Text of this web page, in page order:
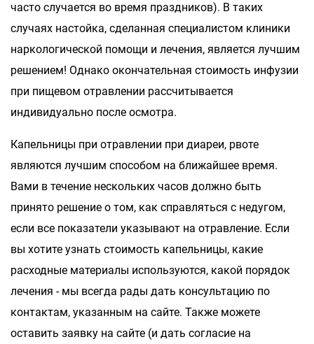
часто случается во время праздников). В таких
случаях настойка, сделанная специалистом клиники
наркологической помощи и лечения, является лучшим
решением! Однако окончательная стоимость инфузии
при пищевом отравлении рассчитывается
индивидуально после осмотра.
Капельницы при отравлении при диареи, рвоте
являются лучшим способом на ближайшее время.
Вами в течение нескольких часов должно быть
принято решение о том, как справляться с недугом,
если все показатели указывают на отравление. Если
вы хотите узнать стоимость капельницы, какие
расходные материалы используются, какой порядок
лечения - мы всегда рады дать консультацию по
контактам, указанным на сайте. Также можете
оставить заявку на сайте (и дать согласие на